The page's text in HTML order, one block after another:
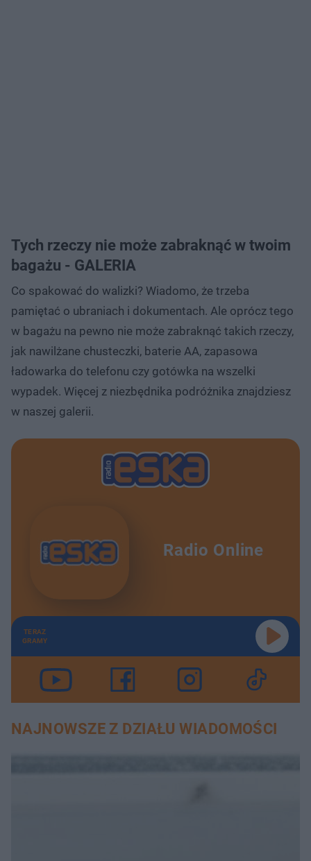
Tych rzeczy nie może zabraknąć w twoim
bagażu - GALERIA
Co spakować do walizki? Wiadomo, że trzeba
pamiętać o ubraniach i dokumentach. Ale oprócz tego
w bagażu na pewno nie może zabraknąć takich rzeczy,
jak nawilżane chusteczki, baterie AA, zapasowa
ładowarka do telefonu czy gotówka na wszelki
wypadek. Więcej z niezbędnika podróżnika znajdziesz
w naszej galerii.
Radio Online
TERAZ
GRAMY
NAJNOWSZE Z DZIAŁU WIADOMOŚCI